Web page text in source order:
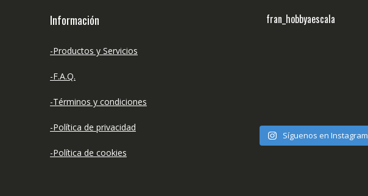
Información
-Productos y Servicios
-F.A.Q.
-Términos y condiciones
-Política de privacidad
-Política de cookies
fran_hobbyaescala
Síguenos en Instagram